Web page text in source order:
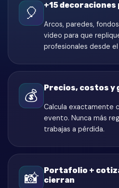
🎈 +15 decoraciones
Arcos, paredes,
video para que
profesionales desde
💰 Precios, costos y
Calcula exactamente
evento. Nunca más
trabajas a pérdida.
📸
Portafolio +
cierran